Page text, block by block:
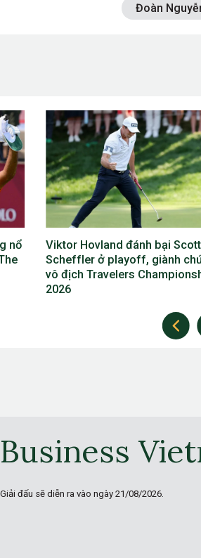
Đoàn
Phil Mickelson lỡ The Open
2026, lần đầu vắng mặt ở cả 4
giải major trong năm
Business
Giải đấu sẽ diễn ra vào ngày 21/08/2026.